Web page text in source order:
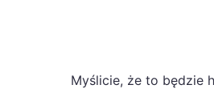
Myślicie, że to będzie